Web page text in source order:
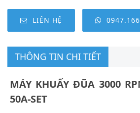
LIÊN HỆ
THÔNG TIN CHI TIẾT
MÁY KHUẤY ĐŨA 3000
50A-SET